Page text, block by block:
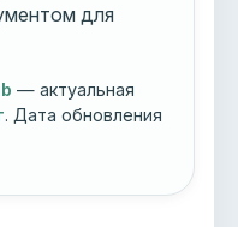
для
— актуальная
. Дата обновления